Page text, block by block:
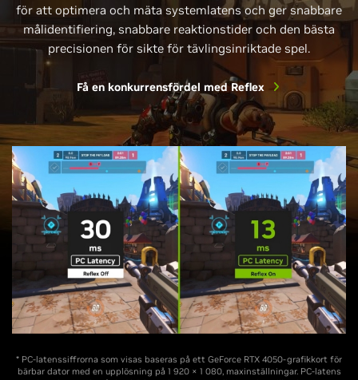
för att optimera och mäta systemlatens och ger snabbare
målidentifiering, snabbare reaktionstider och den bästa
precisionen för sikte för tävlingsinriktade spel.
Få en konkurrensfördel med Reflex
* PC-latenssiffrorna som visas baseras på ett GeForce RTX 4050-grafikkort för
bärbar dator med en upplösning på 1 920 × 1 080, maxinställningar. PC-latens